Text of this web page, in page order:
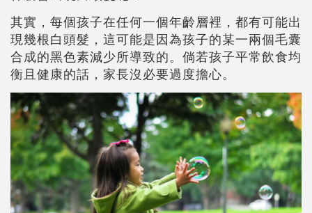
其實，每個孩子在任何一個年齡層裡，都有可能出
現幾根白頭髮，這可能是因為孩子的某一兩個毛囊
合成的黑色素減少所導致的。倘若孩子平常飲食均
衡且健康的話，家長沒必要過度擔心。